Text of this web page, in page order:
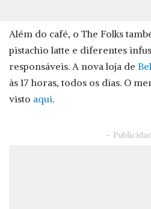
Além do café, o The Folks
pistachio latte e diferentes
responsáveis. A nova loja de
às 17 horas, todos os dias. O
visto aqui.
–